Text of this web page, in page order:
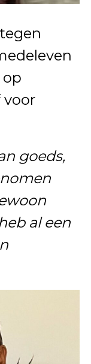
voor
goeds,
al een